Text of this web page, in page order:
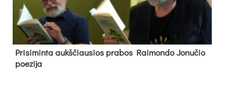
Pri­si­min­ta aukš­čiau­sios pra­bos Rai­mon­do Jo­nu­čio
poe­zi­ja